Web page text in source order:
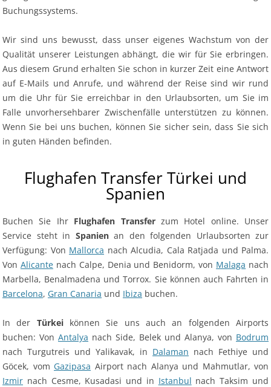
Buchungssystems.
Wir sind uns bewusst, dass unser eigenes Wachstum von der
Qualität unserer Leistungen abhängt, die wir für Sie erbringen.
Aus diesem Grund erhalten Sie schon in kurzer Zeit eine Antwort
auf E-Mails und Anrufe, und während der Reise sind wir rund
um die Uhr für Sie erreichbar in den Urlaubsorten, um Sie im
Falle unvorhersehbarer Zwischenfälle unterstützen zu können.
Wenn Sie bei uns buchen, können Sie sicher sein, dass Sie sich
in guten Händen befinden.
Flughafen Transfer Türkei und
Spanien
Buchen Sie Ihr Flughafen Transferzum Hotel online. Unser
Service steht in Spanienan den folgenden Urlaubsorten zur
Verfügung: Von Mallorca nach Alcudia, Cala Ratjada und Palma.
Von Alicantenach Calpe, Denia und Benidorm, von Malaga nach
Marbella, Benalmadena und Torrox. Sie können auch Fahrten in
Barcelona, Gran Canaria und Ibiza buchen.
In der Türkeikönnen Sie uns auch an folgenden Airports
buchen: Von Antalya nach Side, Belek und Alanya, von Bodrum
nach Turgutreis und Yalikavak, in Dalaman nach Fethiye und
Göcek, vom Gazipasa Airport nach Alanya und Mahmutlar, von
Izmir nach Cesme, Kusadasi und in Istanbul nach Taksim und